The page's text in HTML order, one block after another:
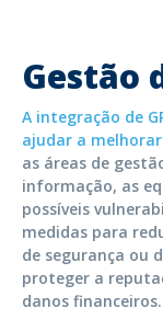
Gestão
A integração de
ajudar a
as áreas de
informação, as
possíveis
medidas para
de segurança ou
proteger a
danos financeiros.